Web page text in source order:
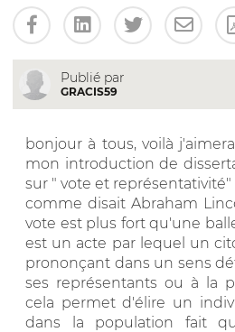
Publié par
GRACIS59
bonjour à tous, voilà
mon introduction de
sur " vote et représentativité"
comme disait Abraham
vote est plus fort qu'une
est un acte par lequel un
prononçant dans un sens
ses représentants ou à la
cela permet d'élire un
dans la population fait